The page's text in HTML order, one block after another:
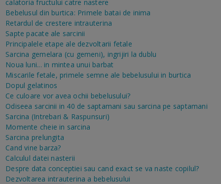
calatoria fructului catre nastere
Bebelusul din burtica: Primele batai de inima
Retardul de crestere intrauterina
Sapte pacate ale sarcinii
Principalele etape ale dezvoltarii fetale
Sarcina gemelara (cu gemeni), ingrijiri la dublu
Noua luni... in mintea unui barbat
Miscarile fetale, primele semne ale bebelusului in burtica
Dopul gelatinos
Ce culoare vor avea ochii bebelusului?
Odiseea sarcinii in 40 de saptamani sau sarcina pe saptamani
Sarcina (Intrebari & Raspunsuri)
Momente cheie in sarcina
Sarcina prelungita
Cand vine barza?
Calculul datei nasterii
Despre data conceptiei sau cand exact se va naste copilul?
Dezvoltarea intrauterina a bebelusului